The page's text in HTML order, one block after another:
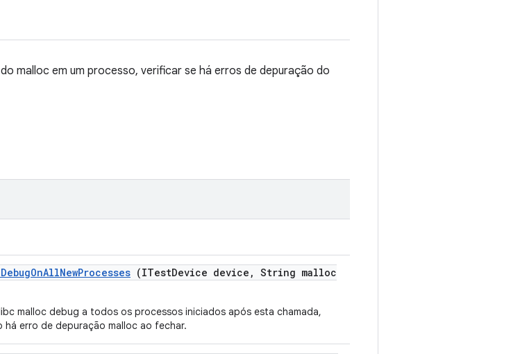
malloc em um processo, verificar se há erros de depuração do
DebugOnAllNewProcesses (ITestDevice device , String malloc
malloc debug a todos os processos iniciados após esta chamada,
há erro de depuração malloc ao fechar.